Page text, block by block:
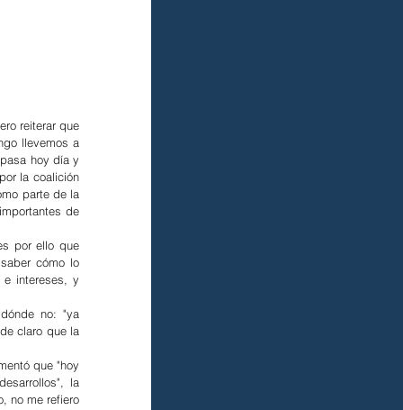
reiterar que
llevemos a
hoy día y
la coalición
parte de la
de
por ello que
cómo lo
e intereses, y
no: "ya
claro que la
que "hoy
la
no me refiero